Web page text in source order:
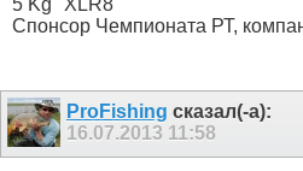
5 Kg "XLR8"
Спонсор Чемпионата РТ,
ProFishing сказал(-а):
16.07.2013 11:58